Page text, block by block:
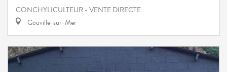
CONCHYLICULTEUR - VENTE DIRECTE
Gouville-sur-Mer